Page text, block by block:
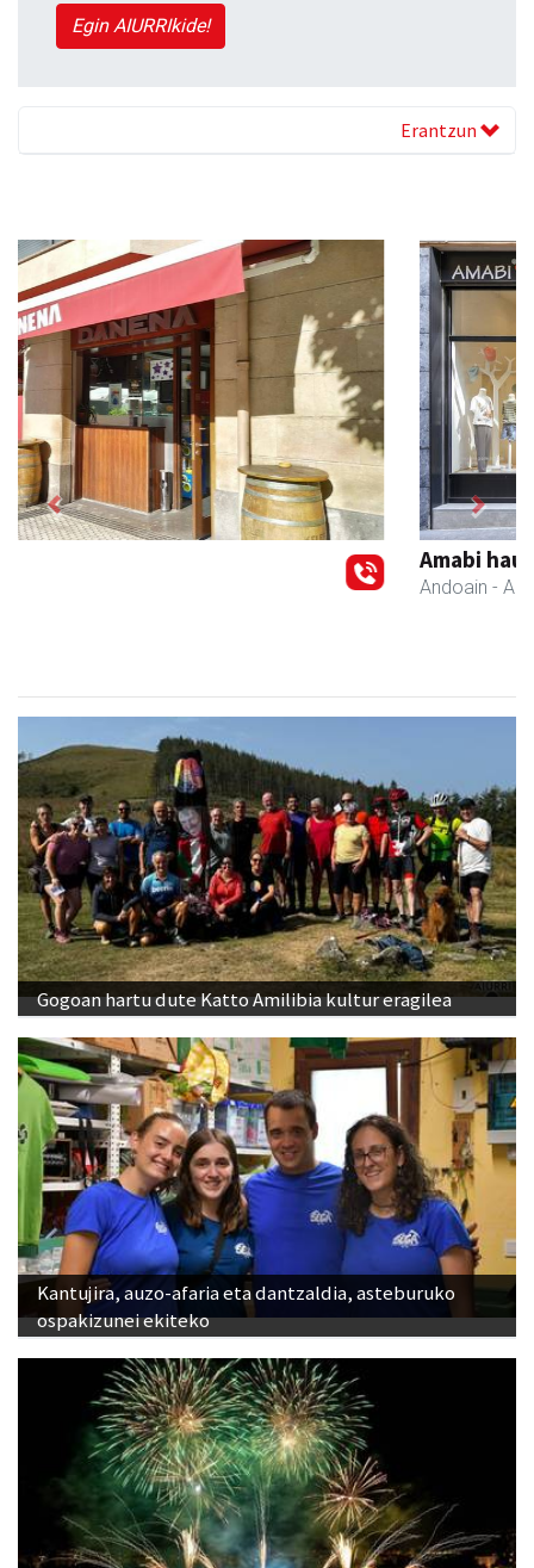
Egin AIURRIkide!
Erantzun
Previous Next
Gogoan hartu dute Katto Amilibia kultur eragilea
Kantujira, auzo-afaria eta dantzaldia, asteburuko
ospakizunei ekiteko